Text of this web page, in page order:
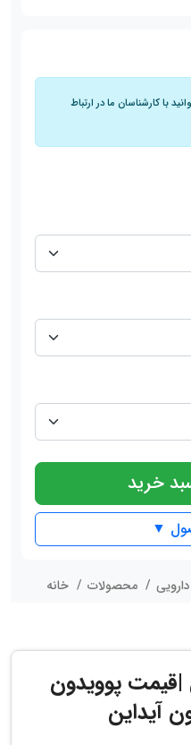
با کارشناسان ما در ارتباط
خرید
▼
|قیمت پوویدون
آیداین